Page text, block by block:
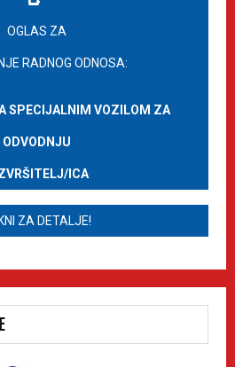
OGLAS ZA
RADNOG ODNOSA:
SPECIJALNIM VOZILOM ZA
ODVODNJU
ICA
ZA DETALJE!